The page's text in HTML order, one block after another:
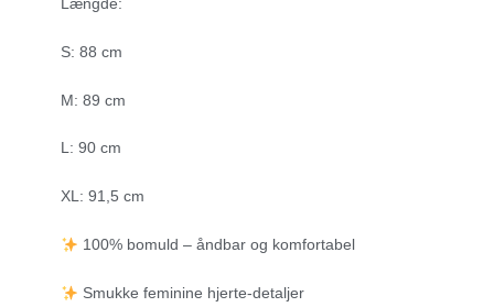
Længde:
S: 88 cm
M: 89 cm
L: 90 cm
XL: 91,5 cm
100% bomuld – åndbar og komfortabel
Smukke feminine hjerte-detaljer